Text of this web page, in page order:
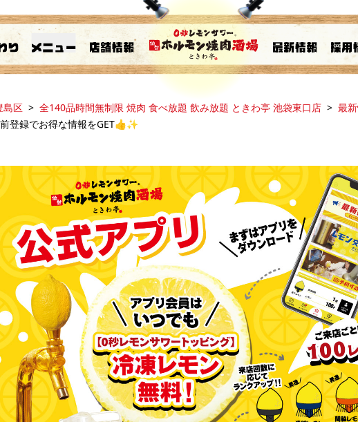
島区 全140品時間無制限 焼肉 食べ放題 飲み放題 ときわ亭 池袋東口店
最
登録でお得な情報をGET👍✨